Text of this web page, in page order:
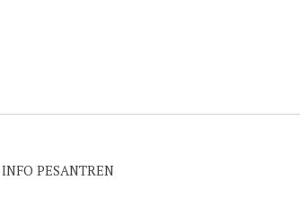
INFO PESANTREN